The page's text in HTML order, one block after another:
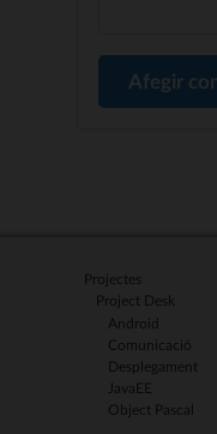
Afegir
Projectes
Project Desk
Android
Comunicació
Desplegament
JavaEE
Object Pascal